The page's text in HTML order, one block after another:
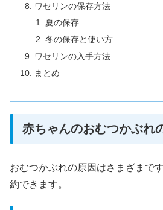
ワセリンの保存方法
夏の保存
冬の保存と使い方
ワセリンの入手方法
まとめ
赤ちゃんのおむつかぶれ
おむつかぶれの原因はさまざまで
約できます。